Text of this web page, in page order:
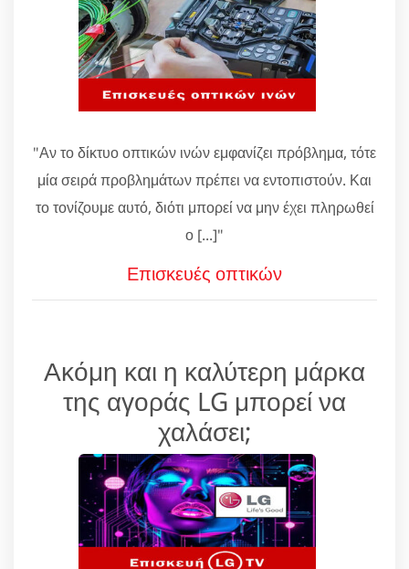
"Αν το δίκτυο οπτικών ινών εμφανίζει πρόβλημα, τότε
μία σειρά προβλημάτων πρέπει να εντοπιστούν. Και
το τονίζουμε αυτό, διότι μπορεί να μην έχει πληρωθεί
ο [...]"
Επισκευές οπτικών
Ακόμη και η καλύτερη μάρκα
της αγοράς LG μπορεί να
χαλάσει;